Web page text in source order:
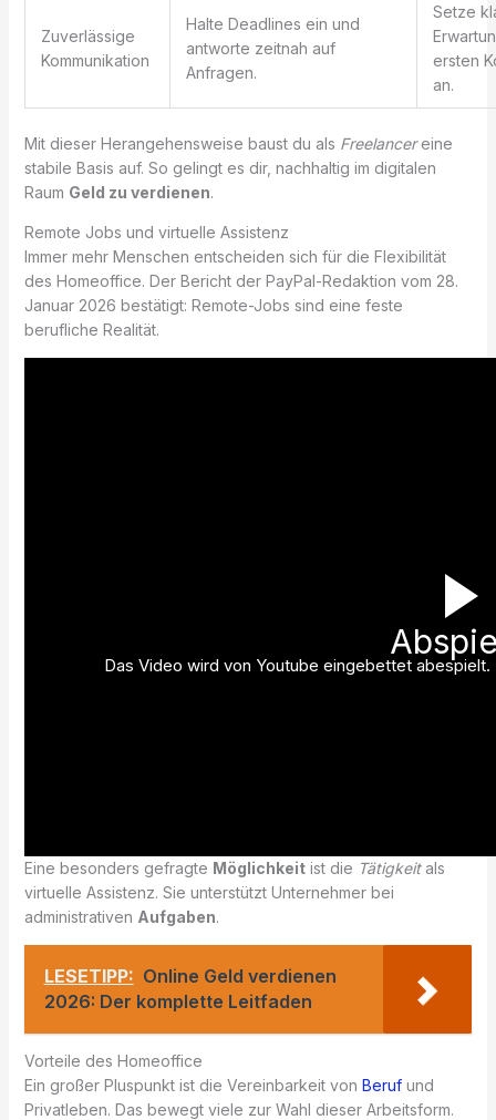
Zuverlässige
Kommunikation
Halte Deadlines ein und
antworte zeitnah auf
Anfragen.
Setze
ersten
an.
Mit dieser Herangehensweise baust du als Freelancereine
stabile Basis auf. So gelingt es dir, nachhaltig im digitalen
Raum Geld zu verdienen.
Remote Jobs und virtuelle Assistenz
Immer mehr Menschen entscheiden sich für die Flexibilität
des Homeoffice. Der Bericht der PayPal-Redaktion vom 28.
Januar 2026 bestätigt: Remote-Jobs sind eine feste
berufliche Realität.
Das Video wird von Youtube eingebettet
Eine besonders gefragte Möglichkeitist die Tätigkeitals
virtuelle Assistenz. Sie unterstützt Unternehmer bei
administrativen Aufgaben.
LESETIPP: Online Geld verdienen
2026: Der komplette Leitfaden
Vorteile des Homeoffice
Ein großer Pluspunkt ist die Vereinbarkeit von Berufund
Privatleben. Das bewegt viele zur Wahl dieser Arbeitsform.